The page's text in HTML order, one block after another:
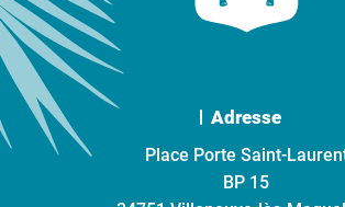
Adresse
Place Porte Saint-
BP 15